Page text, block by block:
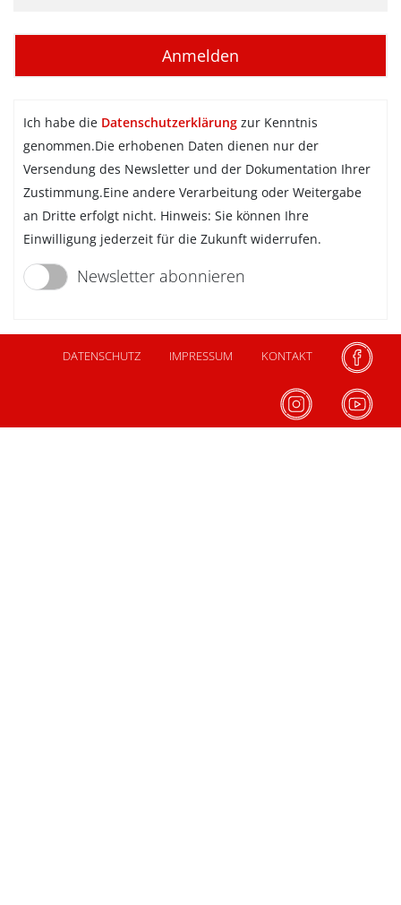
Ich habe die Datenschutzerklärung zur Kenntnis
genommen.Die erhobenen Daten dienen nur der
Versendung des Newsletter und der Dokumentation Ihrer
Zustimmung.Eine andere Verarbeitung oder Weitergabe
an Dritte erfolgt nicht. Hinweis: Sie können Ihre
Einwilligung jederzeit für die Zukunft widerrufen.
Newsletter abonnieren
DATENSCHUTZ IMPRESSUM KONTAKT